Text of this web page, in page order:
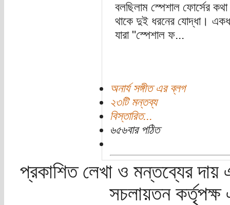
বলছিলাম স্পেশাল ফোর্সের
থাকে দুই ধরনের যোদ্ধা।
যারা "স্পেশাল ফ...
অনার্য সঙ্গীত এর ব্লগ
২৩টি মন্তব্য
বিস্তারিত...
৬৫৬বার পঠিত
প্রকাশিত লেখা ও মন্তব্যের দায়
সচলায়তন